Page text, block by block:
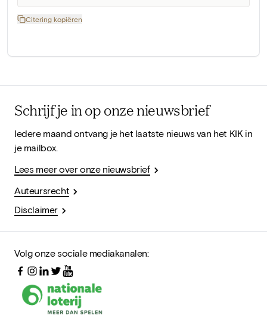
Citering kopiëren
Schrijf je in op onze nieuwsbrief
Iedere maand ontvang je het laatste nieuws van het KIK in
je mailbox.
Lees meer over onze nieuwsbrief
Auteursrecht
Disclaimer
Volg onze sociale mediakanalen: